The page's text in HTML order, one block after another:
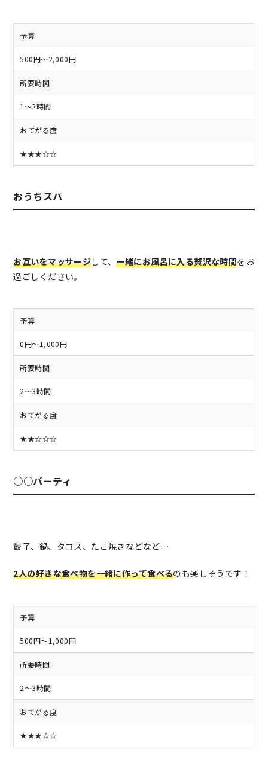
予算
500円～2,000円
所要時間
1～2時間
おてがる度
★★★☆☆
おうちスパ
お互いをマッサージして、一緒にお風呂に入る贅沢な時間をお
過ごしください。
予算
0円～1,000円
所要時間
2～3時間
おてがる度
★★☆☆☆
○○パーティ
餃子、鍋、タコス、たこ焼きなどなど…
2人の好きな食べ物を一緒に作って食べるのも楽しそうです！
予算
500円～1,000円
所要時間
2～3時間
おてがる度
★★★☆☆